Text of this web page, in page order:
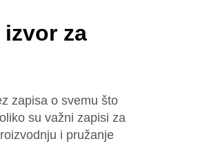
za
zapisa o svemu što
su važni zapisi za
i pružanje